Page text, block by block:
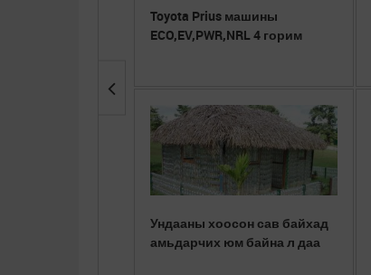
Toyota Prius машины
ECO,EV,PWR,NRL 4 горим
Ундааны хоосон сав байхад
амьдарчих юм байна л даа